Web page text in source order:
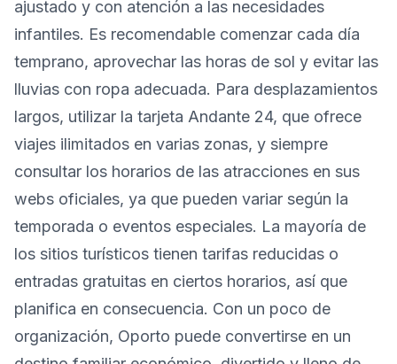
ajustado y con atención a las necesidades
infantiles. Es recomendable comenzar cada día
temprano, aprovechar las horas de sol y evitar las
lluvias con ropa adecuada. Para desplazamientos
largos, utilizar la tarjeta Andante 24, que ofrece
viajes ilimitados en varias zonas, y siempre
consultar los horarios de las atracciones en sus
webs oficiales, ya que pueden variar según la
temporada o eventos especiales. La mayoría de
los sitios turísticos tienen tarifas reducidas o
entradas gratuitas en ciertos horarios, así que
planifica en consecuencia. Con un poco de
organización, Oporto puede convertirse en un